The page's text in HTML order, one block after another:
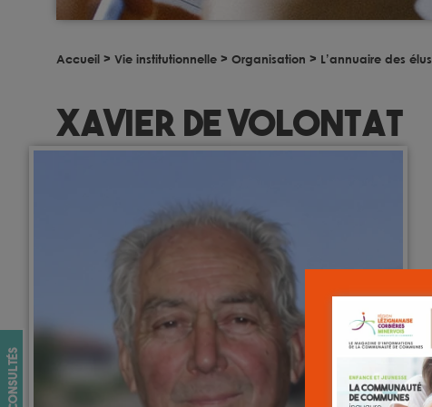
Accueil > Vie institutionnelle > Organisation > L’annuaire des élus
Xavier de Volontat